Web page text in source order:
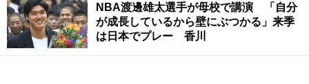
NBA渡邊雄太選手が母校で講演 「自分
が成長しているから壁にぶつかる」来季
は日本でプレー 香川